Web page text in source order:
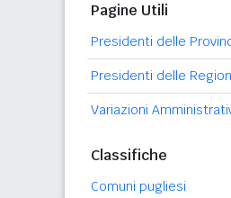
Pagine Utili
Presidenti delle
Presidenti delle
Variazioni
Classifiche
Comuni pugliesi